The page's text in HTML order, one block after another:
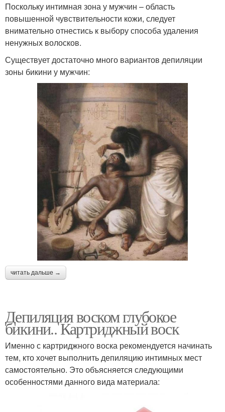
Поскольку интимная зона у мужчин – область
повышенной чувствительности кожи, следует
внимательно отнестись к выбору способа удаления
ненужных волосков.
Существует достаточно много вариантов депиляции
зоны бикини у мужчин:
читать дальше →
Депиляция воском глубокое
бикини.. Картриджный воск
Именно с картриджного воска рекомендуется начинать
тем, кто хочет выполнить депиляцию интимных мест
самостоятельно. Это объясняется следующими
особенностями данного вида материала: